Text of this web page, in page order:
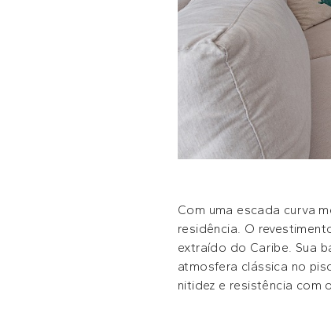
Com uma escada curva
residência. O
extraído do Caribe. Sua
atmosfera clássica no
nitidez e resistência com